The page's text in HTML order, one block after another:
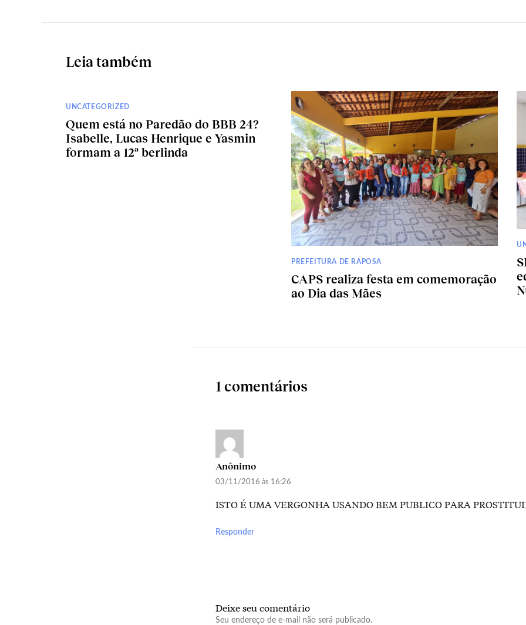
Leia também
UNCATEGORIZED
Quem está no Paredão do BBB 24?
Isabelle, Lucas Henrique e Yasmin
formam a 12ª berlinda
PREFEITURA DE RAPOSA
CAPS realiza festa em comemoração
ao Dia das Mães
1 comentários
Anônimo
03/11/2016 às 16:26
ISTO É UMA VERGONHA USANDO BEM PUBLICO PARA
Responder
Deixe seu comentário
Seu endereço de e-mail não será publicado.